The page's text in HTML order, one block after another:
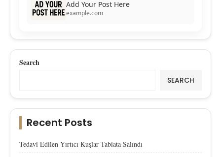
Add Your Post Here
example.com
Search
SEARCH
Recent Posts
Tedavi Edilen Yırtıcı Kuşlar Tabiata Salındı